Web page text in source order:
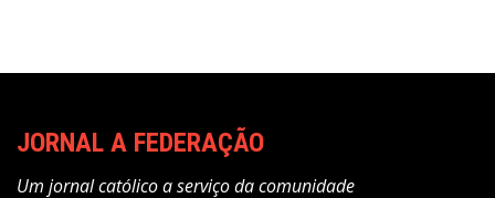
JORNAL A FEDERAÇÃO
Um jornal católico a serviço da comunidade